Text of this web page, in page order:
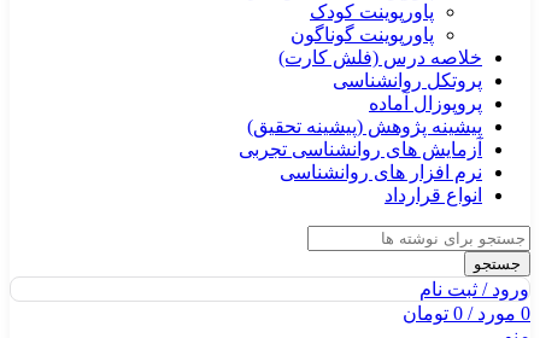
پاورپوینت کودک
پاورپوینت گوناگون
خلاصه درس (فلش کارت)
پروتکل روانشناسی
پروپوزال آماده
پیشینه پژوهش (پیشینه تحقیق)
آزمایش های روانشناسی تجربی
نرم افزار های روانشناسی
انواع قرارداد
جستجو
ورود / ثبت نام
0 مورد/
0 تومان